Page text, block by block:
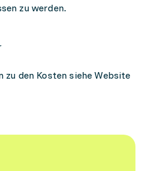
zu werden.
den Kosten siehe Website